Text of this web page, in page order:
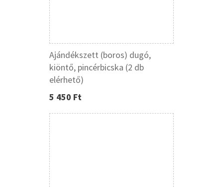
Ajándékszett (boros) dugó,
kiöntő, pincérbicska (2 db
elérhető)
5 450 Ft